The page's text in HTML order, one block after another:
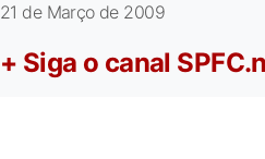
21 de Março de 2009
+ Siga o canal